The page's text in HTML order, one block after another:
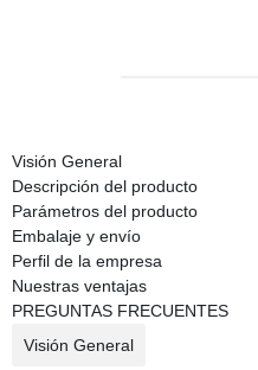
Visión General
Descripción del producto
Parámetros del producto
Embalaje y envío
Perfil de la empresa
Nuestras ventajas
PREGUNTAS FRECUENTES
Visión General